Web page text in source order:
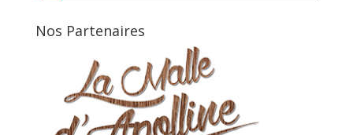
Nos Partenaires